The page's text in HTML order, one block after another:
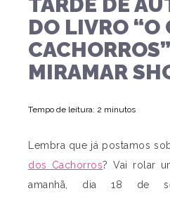
DO LIVRO “O
MIRAMAR
Tempo de leitura: 2 minutos
Lembra que já postamos
dos Cachorros? Vai rolar
amanhã, dia 18 de